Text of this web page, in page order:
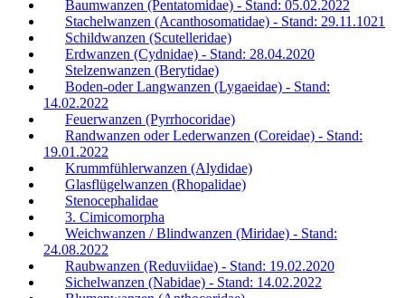
Baumwanzen (Pentatomidae) - Stand: 05.02.2022
Stachelwanzen (Acanthosomatidae) - Stand: 29.11.1021
Schildwanzen (Scutelleridae)
Erdwanzen (Cydnidae) - Stand: 28.04.2020
Stelzenwanzen (Berytidae)
Boden-oder Langwanzen (Lygaeidae) - Stand:
14.02.2022
Feuerwanzen (Pyrrhocoridae)
Randwanzen oder Lederwanzen (Coreidae) - Stand:
19.01.2022
Krummfühlerwanzen (Alydidae)
Glasflügelwanzen (Rhopalidae)
Stenocephalidae
3. Cimicomorpha
Weichwanzen / Blindwanzen (Miridae) - Stand:
24.08.2022
Raubwanzen (Reduviidae) - Stand: 19.02.2020
Sichelwanzen (Nabidae) - Stand: 14.02.2022